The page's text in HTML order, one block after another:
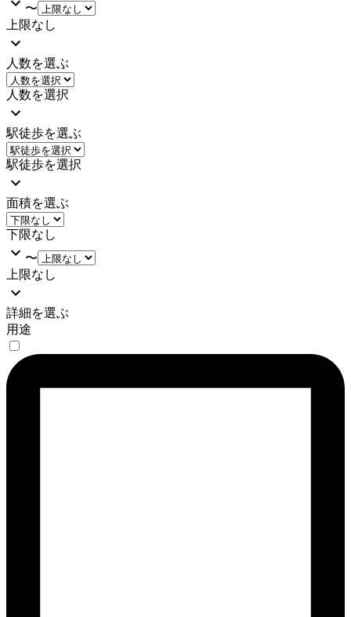
〜
上限なし
人数を選ぶ
人数を選択
駅徒歩を選ぶ
駅徒歩を選択
面積を選ぶ
下限なし
〜
上限なし
詳細を選ぶ
用途